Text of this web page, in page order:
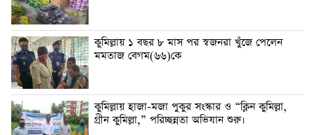
কুমিল্লায় ১ বছর ৮ মাস পর স্বজনরা খুঁজে পেলেন
মমতাজ বেগম(৬৬)কে
কুমিল্লায় হাজা-মজা পুকুর সংস্কার ও “ক্লিন কুমিল্লা,
গ্রীন কুমিল্লা,” পরিচ্ছন্নতা অভিযান শুরু।